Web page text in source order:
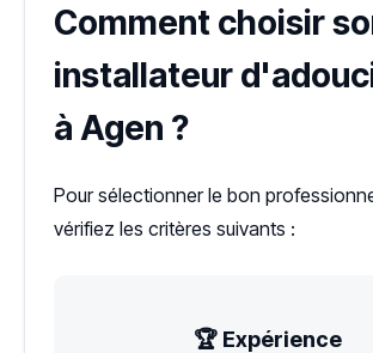
Comment choisir
installateur
à Agen ?
Pour sélectionner le bon
vérifiez les critères suivants :
🏆 Expérience